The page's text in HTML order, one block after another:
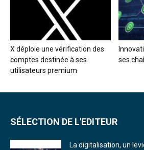
X déploie une vérification des
comptes destinée à ses
utilisateurs premium
ses
SÉLECTION DE L'EDITEUR
La digitalisation, un